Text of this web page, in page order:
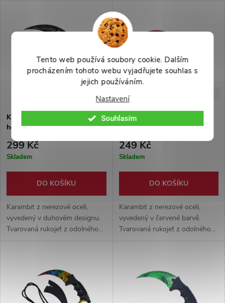
Tento web používá soubory cookie. Dalším
procházením tohoto webu vyjadřujete souhlas s
jejich používáním.
Nastavení
Souhlasím
Součástí karambitu je plastové
pouzdro s tkaninou.
plastové pouzdro s tkaninou.
Karambit "CLAW OF T-REX"
horror (CS:GO edice)
299 Kč
Skladem
DO KOŠÍKU
Karambit z nerezové oceli,
vyvedený v duhovém designu.
Tvarovaná rukojeť z odolného
Karambit "CLAW OF T-REX"
červený (CS:GO edice)
249 Kč
Skladem
DO KOŠÍKU
Karambit z nerezové oceli,
vyvedený v červené barvě.
Tvarovaná rukojeť z odolného